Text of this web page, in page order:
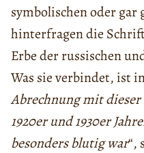
symbolischen oder gar
hinterfragen die
Erbe der russischen
Was sie verbindet, ist
Abrechnung mit
1920er und 1930er
besonders blutig war“,